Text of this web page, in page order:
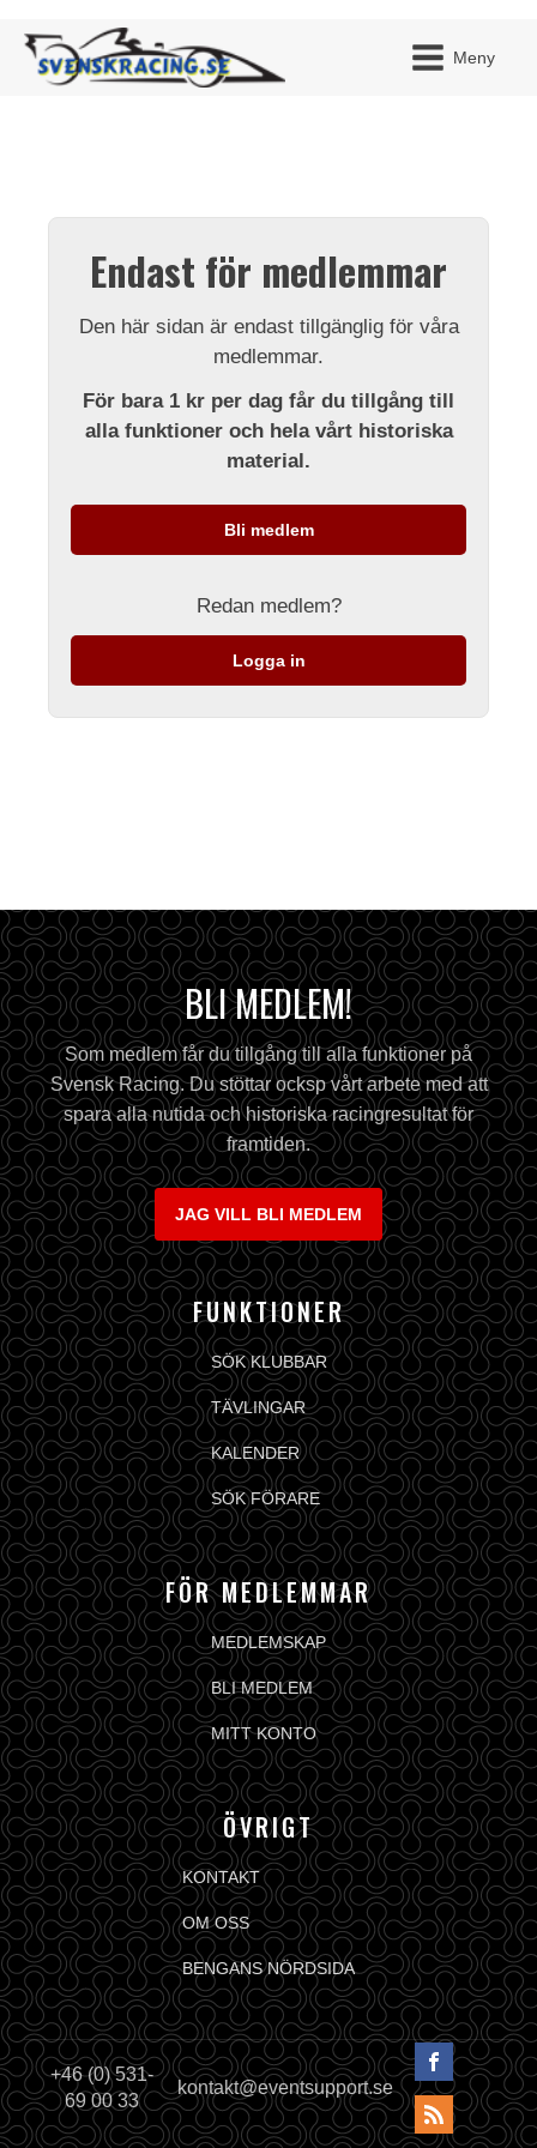
Meny
Endast för medlemmar
Den här sidan är endast tillgänglig för våra
medlemmar.
För bara 1 kr per dag får du tillgång till
alla funktioner och hela vårt historiska
material.
Bli medlem
Redan medlem?
Logga in
BLI MEDLEM!
Som medlem får du tillgång till alla funktioner på
Svensk Racing. Du stöttar ocksp vårt arbete med att
spara alla nutida och historiska racingresultat för
framtiden.
JAG VILL BLI MEDLEM
FUNKTIONER
SÖK KLUBBAR
TÄVLINGAR
KALENDER
SÖK FÖRARE
FÖR MEDLEMMAR
MEDLEMSKAP
BLI MEDLEM
MITT KONTO
ÖVRIGT
KONTAKT
OM OSS
BENGANS NÖRDSIDA
+46 (0) 531-
69 00 33
kontakt@eventsupport.se